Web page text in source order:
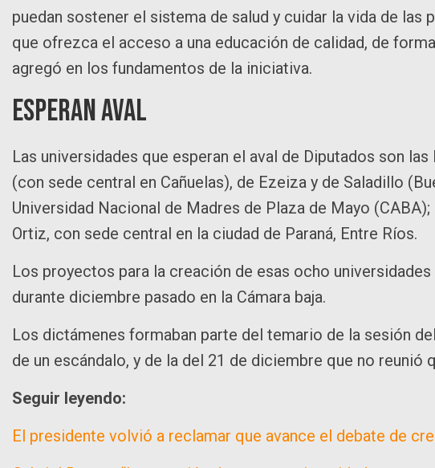
puedan sostener el sistema de salud y cuidar la vida de las
que ofrezca el acceso a una educación de calidad, de
agregó en los fundamentos de la iniciativa.
Esperan aval
Las universidades que esperan el aval de Diputados son
(con sede central en Cañuelas), de Ezeiza y de Saladillo
Universidad Nacional de Madres de Plaza de Mayo
Ortiz, con sede central en la ciudad de Paraná, Entre Ríos.
Los proyectos para la creación de esas ocho
durante diciembre pasado en la Cámara baja.
Los dictámenes formaban parte del temario de la sesión
de un escándalo, y de la del 21 de diciembre que no reunió
Seguir leyendo:
El presidente volvió a reclamar que avance el debate de